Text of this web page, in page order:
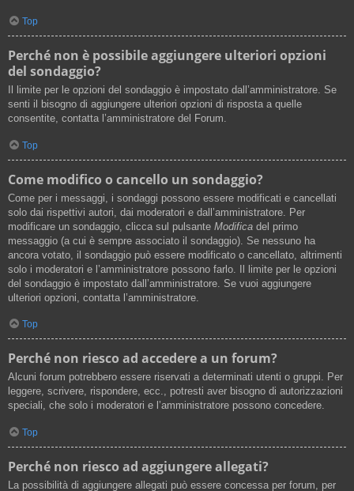
Top
Perché non è possibile aggiungere ulteriori opzioni
del sondaggio?
Il limite per le opzioni del sondaggio è impostato dall’amministratore. Se
senti il bisogno di aggiungere ulteriori opzioni di risposta a quelle
consentite, contatta l’amministratore del Forum.
Top
Come modifico o cancello un sondaggio?
Come per i messaggi, i sondaggi possono essere modificati e cancellati
solo dai rispettivi autori, dai moderatori e dall’amministratore. Per
modificare un sondaggio, clicca sul pulsante Modifica del primo
messaggio (a cui è sempre associato il sondaggio). Se nessuno ha
ancora votato, il sondaggio può essere modificato o cancellato, altrimenti
solo i moderatori e l’amministratore possono farlo. Il limite per le opzioni
del sondaggio è impostato dall’amministratore. Se vuoi aggiungere
ulteriori opzioni, contatta l’amministratore.
Top
Perché non riesco ad accedere a un forum?
Alcuni forum potrebbero essere riservati a determinati utenti o gruppi. Per
leggere, scrivere, rispondere, ecc., potresti aver bisogno di autorizzazioni
speciali, che solo i moderatori e l’amministratore possono concedere.
Top
Perché non riesco ad aggiungere allegati?
La possibilità di aggiungere allegati può essere concessa per forum, per